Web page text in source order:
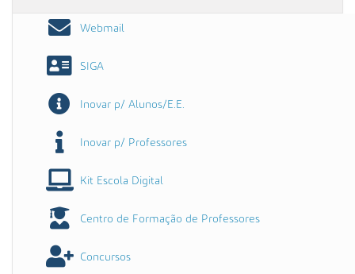
Webmail
SIGA
Inovar p/ Alunos/E.E.
Inovar p/ Professores
Kit Escola Digital
Centro de Formação de Professores
Concursos